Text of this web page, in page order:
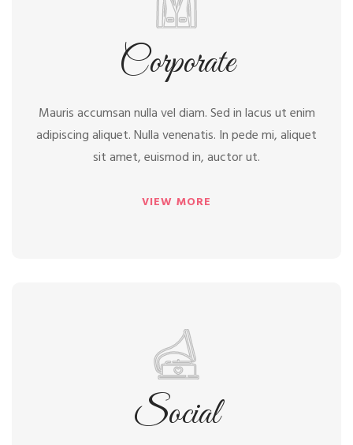
Corporate
Mauris accumsan nulla vel diam. Sed in lacus ut enim
adipiscing aliquet. Nulla venenatis. In pede mi, aliquet
sit amet, euismod in, auctor ut.
VIEW MORE
Corporate
Social